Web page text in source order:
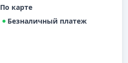
По карте
Безналичный платеж